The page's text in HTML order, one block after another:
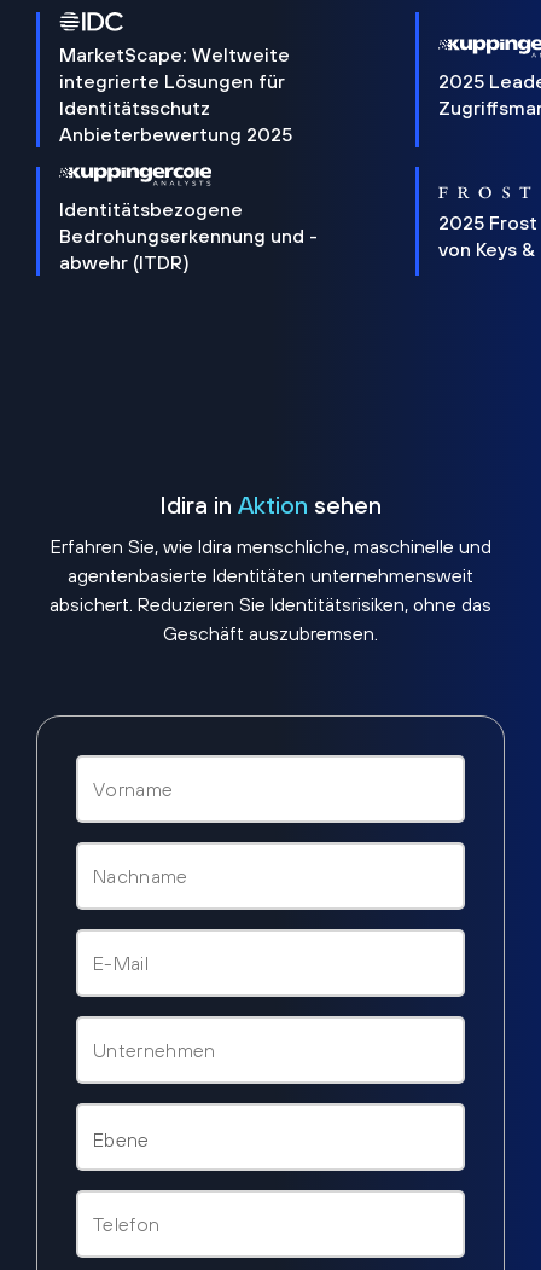
MarketScape: Weltweite
integrierte Lösungen für
Identitätsschutz
Anbieterbewertung 2025
2025
Identitätsbezogene
Bedrohungserkennung und -
abwehr (ITDR)
2025 Frost
von Keys
Idira in Aktion sehen
Erfahren Sie, wie Idira menschliche, maschinelle und
agentenbasierte Identitäten unternehmensweit
absichert. Reduzieren Sie Identitätsrisiken, ohne das
Geschäft auszubremsen.